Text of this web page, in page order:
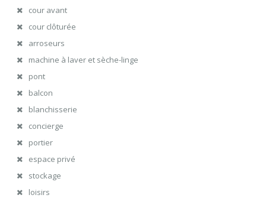
cour avant
cour clôturée
arroseurs
machine à laver et sèche-linge
pont
balcon
blanchisserie
concierge
portier
espace privé
stockage
loisirs